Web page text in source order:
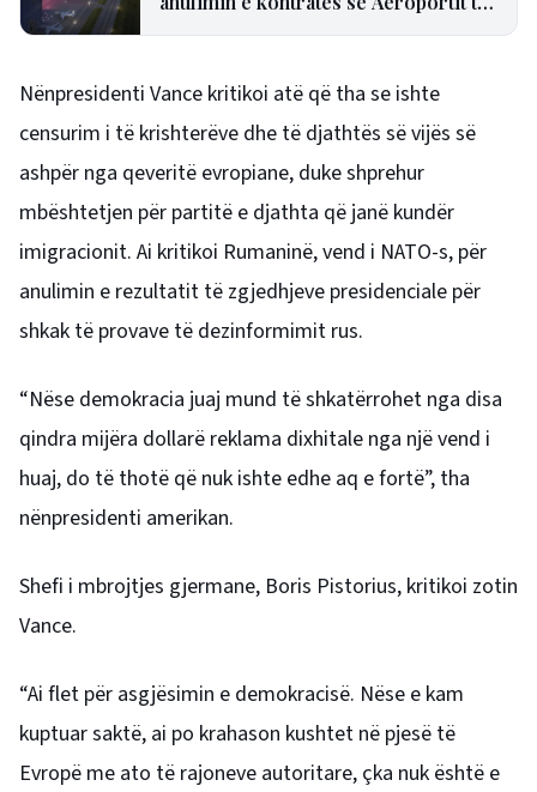
Nënpresidenti Vance kritikoi atë që tha se ishte
censurim i të krishterëve dhe të djathtës së vijës së
ashpër nga qeveritë evropiane, duke shprehur
mbështetjen për partitë e djathta që janë kundër
imigracionit. Ai kritikoi Rumaninë, vend i NATO-s, për
anulimin e rezultatit të zgjedhjeve presidenciale për
shkak të provave të dezinformimit rus.
“Nëse demokracia juaj mund të shkatërrohet nga disa
qindra mijëra dollarë reklama dixhitale nga një vend i
huaj, do të thotë që nuk ishte edhe aq e fortë”, tha
nënpresidenti amerikan.
Shefi i mbrojtjes gjermane, Boris Pistorius, kritikoi zotin
Vance.
“Ai flet për asgjësimin e demokracisë. Nëse e kam
kuptuar saktë, ai po krahason kushtet në pjesë të
Evropë me ato të rajoneve autoritare, çka nuk është e